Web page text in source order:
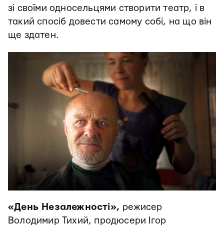
зі своїми односельцями створити театр, і в
такий спосіб довести самому собі, на що він
ще здатен.
«День Незалежності», режисер
Володимир Тихий, продюсери Ігор